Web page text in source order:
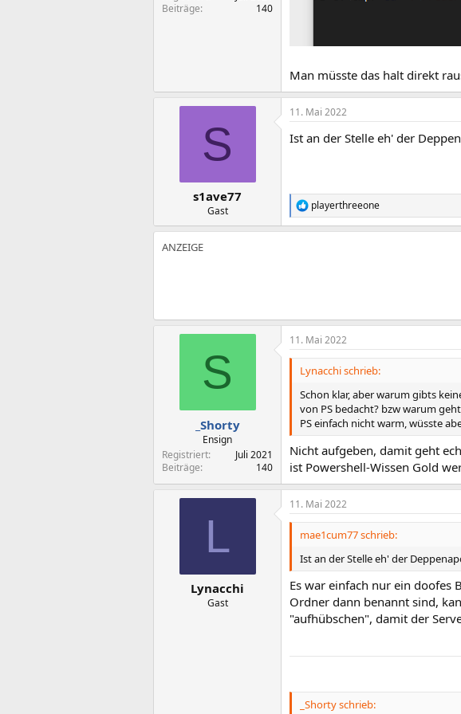
Beiträge
140
Man müsste das halt direkt
S
s1ave77
Gast
11. Mai 2022
Ist an der Stelle eh' der
R
e
a
n
:
playerthreeone
S
_Shorty
Ensign
Registriert
Juli 2021
Beiträge
140
11. Mai 2022
Lynacchi schrieb:
Schon klar, aber warum gibts
von PS bedacht? bzw warum
PS einfach nicht warm, wüsste
Nicht aufgeben, damit geht
ist Powershell-Wissen Gold
L
Lynacchi
Gast
11. Mai 2022
mae1cum77 schrieb:
Ist an der Stelle eh' der
Es war einfach nur ein doofes
Ordner dann benannt sind,
"aufhübschen", damit der
_Shorty schrieb: